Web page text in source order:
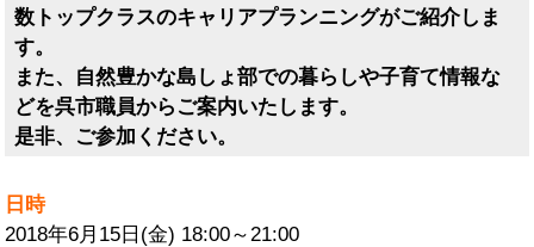
数トップクラスのキャリアプランニングがご紹介しま
す。
また、自然豊かな島しょ部での暮らしや子育て情報な
どを呉市職員からご案内いたします。
是非、ご参加ください。
日時
2018年6月15日(金) 18:00～21:00